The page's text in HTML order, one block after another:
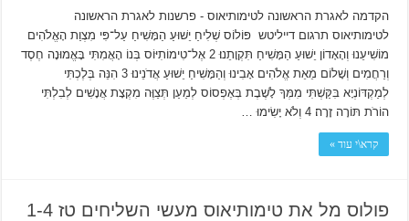
הקדמה לאגרת הראשונה לטימותיאוס ‫- פרשנות לאגרת הראשונה
לטימותיאוס תרגום דייליטש פּוֹלוֹס שְׁלִיחַ יֵשׁוּעַ הַמָּשִׁיחַ עַל־פִּי מִצְוַת הָאֱלֹהִים
מוֹשִׁיעֵנוּ וְהָאָדוֹן יֵשׁוּעַ הַמָּשִׁיחַ תִּקְוָתֵנוּ׃ 2 אֶל־טִימוֹתִיּוֹס בְּנוֹ הָאֲמִתִּי בָּאֱמוּנָה חֶסֶד
וְרַחֲמִים וְשָׁלוֹם מֵאֵת אֱלֹהִים אָבִינוּ וְהַמָּשִׁיחַ יֵשׁוּעַ אֲדֹנֵינוּ׃ 3 הִנֵּה בְּלֶכְתִּי
לְמַקְדּוֹנְיָא בִּקַּשְׁתִּי מִמְּךָ לָשֶׁבֶת בְּאֶפְסוֹס לְמַעַן תְּצַוֶּה מִקְצָת אֲנָשִׁים לְבִלְתִּי
הוֹרֹת תּוֹרָה זָרָה׃ 4 וְלֹא יָשִׂימוּ …
קרא\י עוד »
פולוס מל את טימותיאוס מעשי השליחים טז 1-4